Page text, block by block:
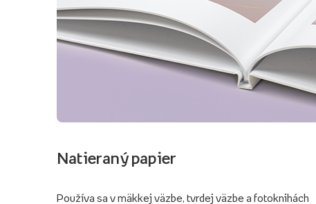
Natieraný papier
Používa sa v mäkkej väzbe, tvrdej väzbe a fotoknihách